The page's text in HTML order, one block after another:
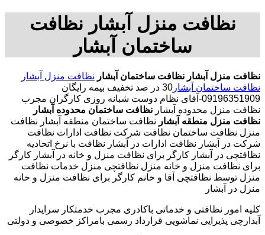
نظافت منزل آبشار نظافت
ساختمان آبشار
نظافت منزل آبشار نظافت ساختمان آبشار نظافت منزل آبشار
نظافت ساختمان آبشار
30 در صد تخفیف بیمه رایگان
09196351909-آقای نظام دوست شبانه روزی کارگران مجرب
نظافت منزل محدوده آبشار نظافت ساختمان محدوده آبشار
نظافت منزل منطقه آبشار نظافت ساختمان منطقه آبشار نظافت
منزل نظافت ساختمان نظافت شرکت نظافت ادارات نظافت
شرکت در آبشار نظافت ادارات در آبشار نظافت با نرخ اتحادیه
نظافتچی در آبشار کارگر برای نظافت منزل و خانه در آبشار کارگر
برای نظافت منزل و خانه منزل نظافتچی منزل خدمات نظافت
منزل توسط نظافتچی آقا و خانم کارگر برای نظافت منزل و خانه
منزل در آبشار
کلیه امور نظافتی و خدماتی باکادری مجرب خدمتکار سرایدار
آبدارچی پذیرایی نماشویی قرارداد رسمی بامراکز خصوصی و دولتی